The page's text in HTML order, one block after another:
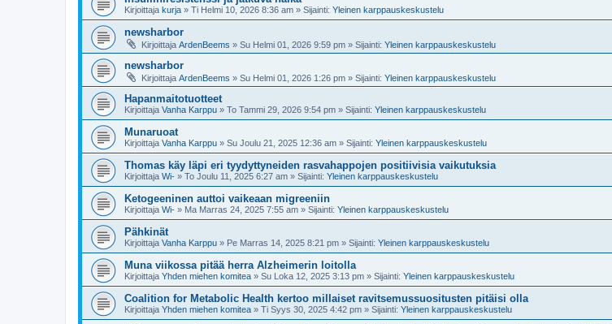
Kirjoittaja kurja » Ti Helmi 10, 2026 8:36 am » Sijainti: Yleinen karppauskeskustelu
newsharbor
Kirjoittaja ArdenBeems » Su Helmi 01, 2026 9:59 pm » Sijainti: Yleinen karppauskeskustelu
newsharbor
Kirjoittaja ArdenBeems » Su Helmi 01, 2026 1:26 pm » Sijainti: Yleinen karppauskeskustelu
Hapanmaitotuotteet
Kirjoittaja Vanha Karppu » To Tammi 29, 2026 9:54 pm » Sijainti: Yleinen karppauskeskustelu
Munaruoat
Kirjoittaja Vanha Karppu » Su Joulu 21, 2025 12:36 am » Sijainti: Yleinen karppauskeskustelu
Thomas käy läpi eri tyydyttyneiden rasvahappojen positiivisia vaikutuksia
Kirjoittaja Wi- » To Joulu 11, 2025 6:27 am » Sijainti: Yleinen karppauskeskustelu
Ketogeeninen auttoi vaikeaan migreeniin
Kirjoittaja Wi- » Ma Marras 24, 2025 7:55 am » Sijainti: Yleinen karppauskeskustelu
Pähkinät
Kirjoittaja Vanha Karppu » Pe Marras 14, 2025 8:21 pm » Sijainti: Yleinen karppauskeskustelu
Muna viikossa pitää herra Alzheimerin loitolla
Kirjoittaja Yhden miehen komitea » Su Loka 12, 2025 3:13 pm » Sijainti: Yleinen karppauskeskustelu
Coalition for Metabolic Health kertoo millaiset ravitsemussuositusten pitäisi olla
Kirjoittaja Yhden miehen komitea » Ti Syys 30, 2025 4:42 pm » Sijainti: Yleinen karppauskeskustelu